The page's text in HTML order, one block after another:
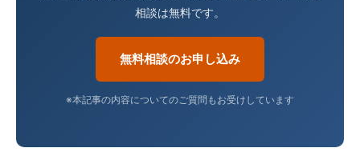
相談は無料です。
無料相談のお申し込み
※本記事の内容についてのご質問もお受けしています